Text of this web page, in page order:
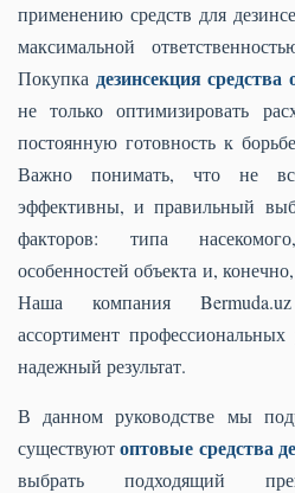
применению средств для
максимальной
Покупка дезинсекция
не только оптимизировать
постоянную готовность к
Важно понимать, что не
эффективны, и правильный
факторов: типа
особенностей объекта и,
Наша компания
ассортимент
надежный результат.
В данном руководстве мы
существуютоптовые средства
выбрать подходящий